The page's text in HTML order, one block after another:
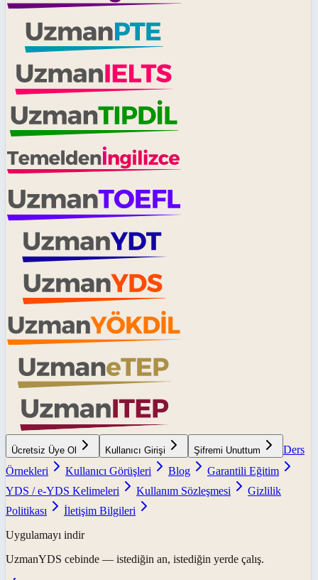
Ücretsiz Üye Ol Kullanıcı Girişi Şifremi Unuttum
Ders
Örnekleri
Kullanıcı Görüşleri Blog
Garantili Eğitim
YDS / e-YDS Kelimeleri
Kullanım Sözleşmesi
Gizlilik
Politikası
İletişim Bilgileri
Uygulamayı indir
UzmanYDS cebinde — istediğin an, istediğin yerde çalış.